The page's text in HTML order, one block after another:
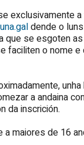
exclusivamente
dende o
que se esgoten
faciliten o nome
a andaina
da inscrición.
a maiores de 16